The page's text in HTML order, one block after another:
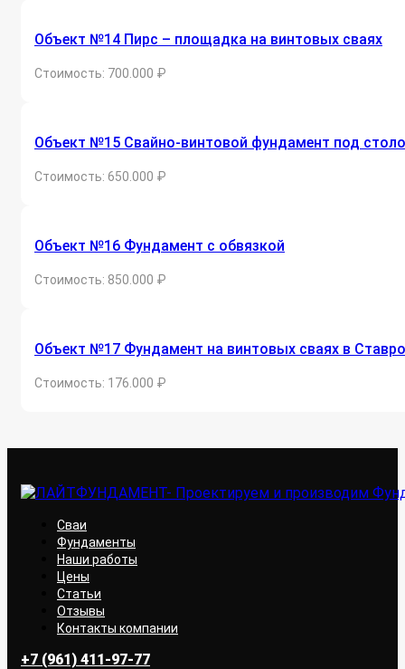
Объект №14 Пирс – площадка на винтовых сваях
Стоимость: 700.000 ₽
Объект №15 Свайно-винтовой фундамент под
Стоимость: 650.000 ₽
Объект №16 Фундамент с обвязкой
Стоимость: 850.000 ₽
Объект №17 Фундамент на винтовых сваях в
Стоимость: 176.000 ₽
Сваи
Фундаменты
Наши работы
Цены
Статьи
Отзывы
Контакты компании
+7 (961) 411-97-77